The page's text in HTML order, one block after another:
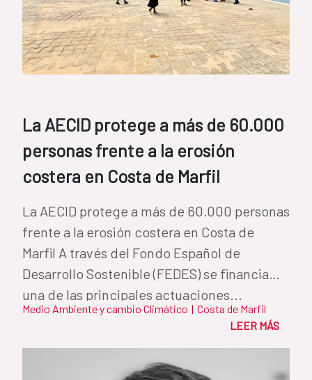
La AECID protege a más de 60.000
personas frente a la erosión
costera en Costa de Marfil
La AECID protege a más de 60.000 personas
frente a la erosión costera en Costa de
Marfil A través del Fondo Español de
Desarrollo Sostenible (FEDES) se financia
una de las principales actuaciones...
Medio Ambiente y cambio Climático | Costa de Marfil
LEER MÁS